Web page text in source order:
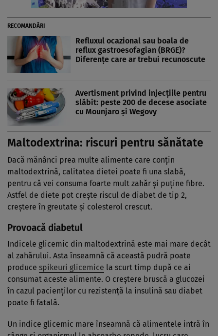
RECOMANDĂRI
Refluxul ocazional sau boala de
reflux gastroesofagian (BRGE)?
Diferențe care ar trebui recunoscute
Avertisment privind injecțiile pentru
slăbit: peste 200 de decese asociate
cu Mounjaro și Wegovy
Maltodextrina: riscuri pentru sănătate
Dacă mănânci prea multe alimente care conțin
maltodextrină, calitatea dietei poate fi una slabă,
pentru că vei consuma foarte mult zahăr și puține fibre.
Astfel de diete pot crește riscul de diabet de tip 2,
creștere în greutate și colesterol crescut.
Provoacă diabetul
Indicele glicemic din maltodextrină este mai mare decât
al zahărului. Asta înseamnă că această pudră poate
produce spikeuri glicemice la scurt timp după ce ai
consumat aceste alimente. O creștere bruscă a glucozei
în cazul pacienților cu rezistență la insulină sau diabet
poate fi fatală.
Un indice glicemic mare înseamnă că alimentele intră în